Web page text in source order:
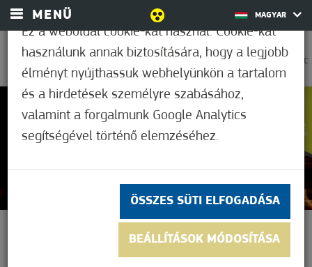
MENÜ MAGYAR
0
33,9°C
5 (1)
TÉRZENE PROGRAM - SUN
DOWN TRIO
Ez a weboldal cookie-kat használ. Cookie-kat
használunk annak biztosítására, hogy a legjobb
élményt nyújthassuk webhelyünkön a tartalom
és a hirdetések személyre szabásához,
valamint a forgalmunk Google Analytics
segítségével történő elemzéséhez.
ÖSSZES SÜTI ELFOGADÁSA
BEÁLLÍTÁSOK MÓDOSÍTÁSA